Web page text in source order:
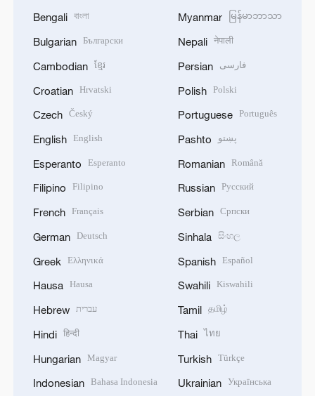
Bengali বাংলা
Bulgarian Български
Cambodian ខ្មែរ
Croatian Hrvatski
Czech Český
English English
Esperanto Esperanto
Filipino Filipino
French Français
German Deutsch
Greek Ελληνικά
Hausa Hausa
Hebrew עברית
Hindi हिन्दी
Hungarian Magyar
Indonesian Bahasa Indonesia
Myanmar မြန်မာဘာသာ
Nepali नेपाली
Persian فارسی
Polish Polski
Portuguese Português
Pashto پښتو
Romanian Română
Russian Русский
Serbian Српски
Sinhala සිංහල
Spanish Español
Swahili Kiswahili
Tamil தமிழ்
Thai ไทย
Turkish Türkçe
Ukrainian Українська